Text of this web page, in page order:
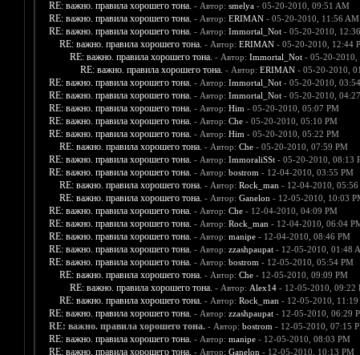
RE: важно. правила хорошего тона. - Автор: smelya- 05-20-2010, 09:51 AM
RE: важно. правила хорошего тона. - Автор: ERIMAN- 05-20-2010, 11:56 AM
RE: важно. правила хорошего тона. - Автор: Immortal_Not- 05-20-2010,
RE: важно. правила хорошего тона. - Автор: ERIMAN- 05-20-2010, 12:44
RE: важно. правила хорошего тона. - Автор: Immortal_Not- 05-20-2010,
RE: важно. правила хорошего тона. - Автор: ERIMAN- 05-20-2010,
RE: важно. правила хорошего тона. - Автор: Immortal_Not- 05-20-2010,
RE: важно. правила хорошего тона. - Автор: Immortal_Not- 05-20-2010,
RE: важно. правила хорошего тона. - Автор: Him - 05-20-2010, 05:07 PM
RE: важно. правила хорошего тона. - Автор: Che- 05-20-2010, 05:10 PM
RE: важно. правила хорошего тона. - Автор: Him - 05-20-2010, 05:22 PM
RE: важно. правила хорошего тона. - Автор: Che- 05-20-2010, 07:59 PM
RE: важно. правила хорошего тона. - Автор: ImmoraliSSt- 05-20-2010, 08:13
RE: важно. правила хорошего тона. - Автор: bostrom - 12-04-2010, 03:55 PM
RE: важно. правила хорошего тона. - Автор: Rock_man - 12-04-2010, 05:56
RE: важно. правила хорошего тона. - Автор: Ganelon - 12-05-2010, 10:03
RE: важно. правила хорошего тона. - Автор: Che- 12-04-2010, 04:09 PM
RE: важно. правила хорошего тона. - Автор: Rock_man - 12-04-2010, 06:04
RE: важно. правила хорошего тона. - Автор: manipe- 12-04-2010, 08:46 PM
RE: важно. правила хорошего тона. - Автор: zzashpaupat- 12-05-2010, 01:48
RE: важно. правила хорошего тона. - Автор: bostrom - 12-05-2010, 05:54 PM
RE: важно. правила хорошего тона. - Автор: Che- 12-05-2010, 09:09 PM
RE: важно. правила хорошего тона. - Автор: Alex14- 12-05-2010, 09:22
RE: важно. правила хорошего тона. - Автор: Rock_man - 12-05-2010, 11:19
RE: важно. правила хорошего тона. - Автор: zzashpaupat- 12-05-2010, 06:29
RE: важно. правила хорошего тона. - Автор: bostrom - 12-05-2010, 07:15
RE: важно. правила хорошего тона. - Автор: manipe- 12-05-2010, 08:03 PM
RE: важно. правила хорошего тона. - Автор: Ganelon - 12-05-2010, 10:13 PM